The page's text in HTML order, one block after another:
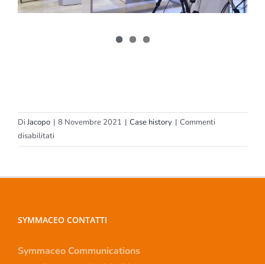
Di Jacopo | 8 Novembre 2021 | Case history | Commenti
disabilitati
BlueMed
SYMMACEO CONTATTI
Symmaceo Communications